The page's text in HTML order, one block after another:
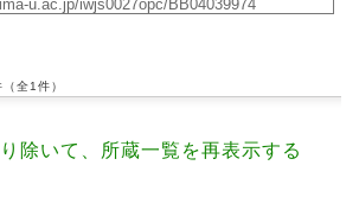
全1件）
除いて、所蔵一覧を再表示する